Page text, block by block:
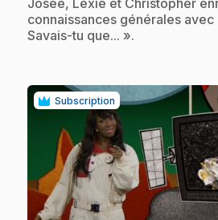
connaissances générales
Savais-tu que... ».
Subscription